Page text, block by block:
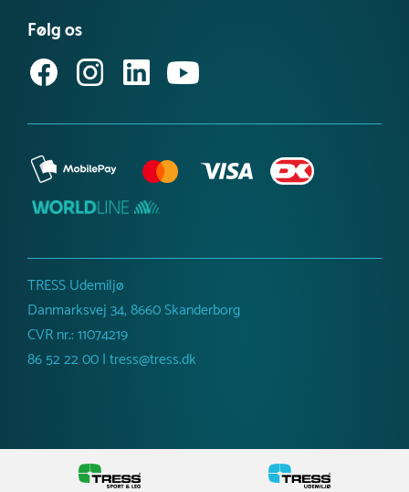
Få vores nyhedsbrev
Købsvilkår (erhverv)
Følg os
TRESS Udemiljø
Danmarksvej 34, 8660 Skanderborg
CVR nr.: 11074219
86 52 22 00 | tress@tress.dk